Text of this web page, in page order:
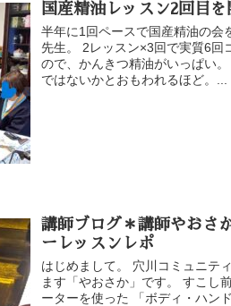
国産精油レッスン2回目
半年に1回ペースで国産精油の会
先生。 2レッスン×3回で実質6回
ので、かんきつ精油がいっぱい
ではないかとおもわれるほど。...
講師ブログ＊講師やおさ
ーレッスンレポ
はじめまして。 穴川コミュニテ
ます「やおさか」です。 すこし
ーターを使った 「ボディ・ハン